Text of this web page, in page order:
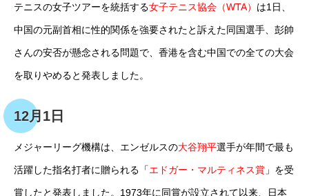
テニスの女子ツアーを統括する女子テニス協会（WTA） は1日、
中国の元副首相に性的関係を強要されたと訴えた同国選手、彭帥
さんの安否が懸念される問題で、香港を含む中国での全ての大会
を取りやめると発表しました。
12月1日
メジャーリーグ機構は、エンゼルスの大谷翔平選手が年間で最も
活躍した指名打者に贈られる「エドガー・マルティネス賞 」を受
賞したと発表しました。1973年に同賞が設立されて以来、日本